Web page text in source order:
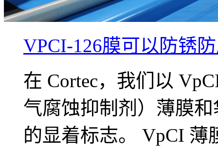
VPCI-126膜可以防锈
在 Cortec，我们以
气腐蚀抑制剂）薄膜
的显着标志。 VpCI 薄